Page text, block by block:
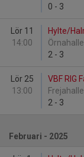
0 - 3
Lör 11
14:00
Hylte/
2 - 3
Lör 25
13:00
VBF RIG
2 - 3
Februari - 2025